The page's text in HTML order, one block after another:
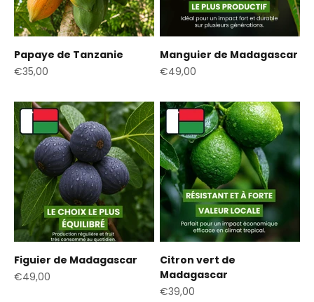
Papaye de Tanzanie
Prix de vente
€35,00
Manguier de Madagascar
Prix de vente
€49,00
Figuier de Madagascar
Prix de vente
€49,00
Citron vert de
Madagascar
Prix de vente
€39,00